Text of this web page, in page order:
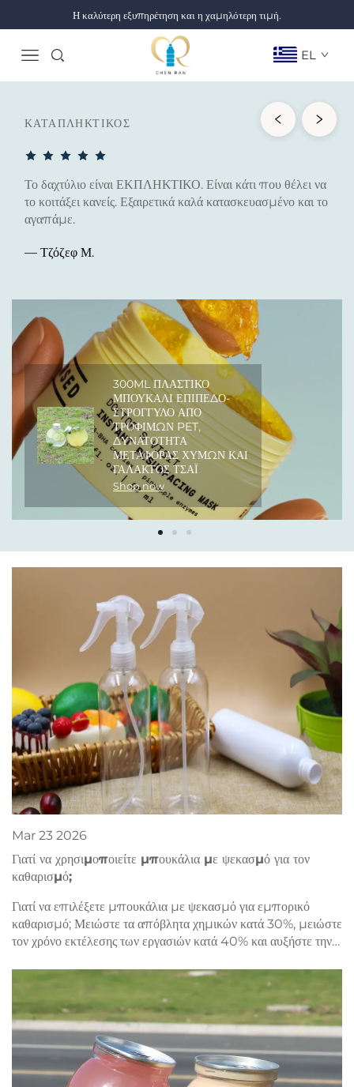
Η καλύτερη εξυπηρέτηση και η χαμηλότερη τιμή.
EL
ΚΑΤΑΠΛΗΚΤΙΚΟΣ
Το δαχτύλιο είναι ΕΚΠΛΗΚΤΙΚΟ. Είναι κάτι που θέλει να
το κοιτάξει κανείς. Εξαιρετικά καλά κατασκευασμένο και το
αγαπάμε.
— Τζόζεφ Μ.
300ML ΠΛΑΣΤΙΚΌ
ΜΠΟΥΚΆΛΙ ΕΠΊΠΕΔΟ-
ΣΤΡΌΓΓΥΛΟ ΑΠΌ
ΤΡΟΦΊΜΩΝ PET,
ΔΥΝΑΤΌΤΗΤΑ
ΜΕΤΑΦΟΡΆΣ ΧΥΜΏΝ ΚΑΙ
ΓΆΛΑΚΤΟΣ ΤΣΆΙ
Shop now
Mar 23 2026
Γιατί να χρησιμοποιείτε μπουκάλια με ψεκασμό για τον
καθαρισμό;
Γιατί να επιλέξετε μπουκάλια με ψεκασμό για εμπορικό
καθαρισμό; Μειώστε τα απόβλητα χημικών κατά 30%, μειώστε
τον χρόνο εκτέλεσης των εργασιών κατά 40% και αυξήστε την
οδηγεί σε απόδοση επένδυσης (ROI) ήδη τώρα.